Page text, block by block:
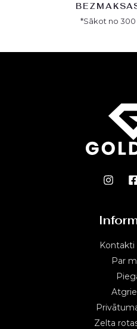
*Sākot no 300
Kontakti
Par
Zelta